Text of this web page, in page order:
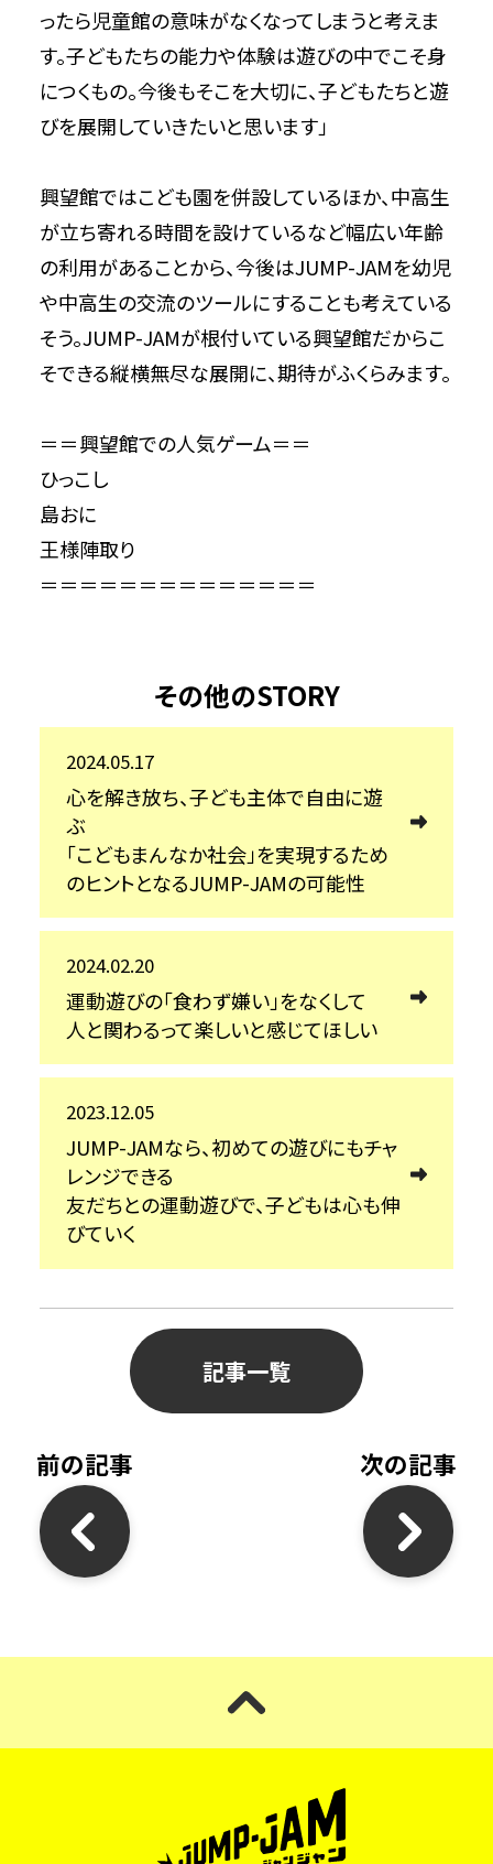
ったら児童館の意味がなくなってしまうと考えま
す。子どもたちの能力や体験は遊びの中でこそ身
につくもの。今後もそこを大切に、子どもたちと遊
びを展開していきたいと思います」
興望館ではこども園を併設しているほか、中高生
が立ち寄れる時間を設けているなど幅広い年齢
の利用があることから、今後はJUMP-JAMを幼児
や中高生の交流のツールにすることも考えている
そう。JUMP-JAMが根付いている興望館だからこ
そできる縦横無尽な展開に、期待がふくらみます。
＝＝興望館での人気ゲーム＝＝
ひっこし
島おに
王様陣取り
＝＝＝＝＝＝＝＝＝＝＝＝＝＝
その他のSTORY
2024.05.17
心を解き放ち、子ども主体で自由に遊
ぶ
「こどもまんなか社会」を実現するため
のヒントとなるJUMP-JAMの可能性
2024.02.20
運動遊びの「食わず嫌い」をなくして
人と関わるって楽しいと感じてほしい
2023.12.05
JUMP-JAMなら、初めての遊びにもチャ
レンジできる
友だちとの運動遊びで、子どもは心も伸
びていく
前の記事
記事一覧
次の記事